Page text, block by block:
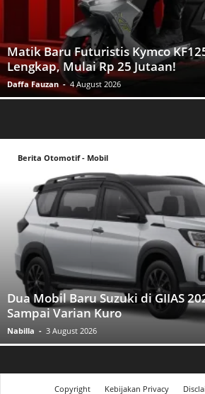
Matik Baru Futuristis Kymco
Lengkap, Mulai Rp 25 Jutaan!
Daffa Fauzan - 4 August 2026
Berita Otomotif - Mobil
Dua Mobil Baru Suzuki di GIIAS
Sampai Varian Kuro
Nabilla - 3 August 2026
Copyright Kebijakan Privacy